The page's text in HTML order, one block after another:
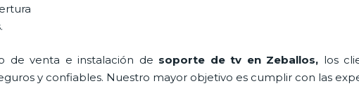
de venta e instalación de soporte de tv en Zeballos, los
y confiables. Nuestro mayor objetivo es cumplir con las